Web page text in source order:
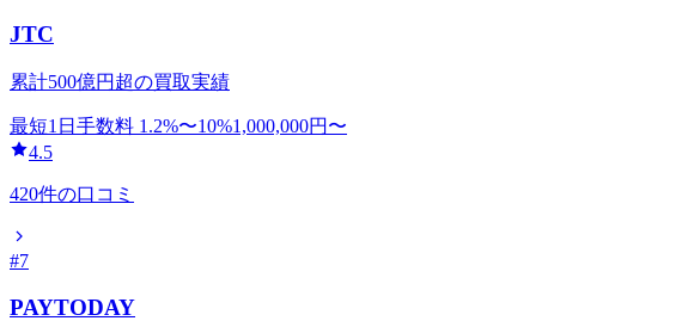
JTC
累計500億円超の買取実績
最短1日 手数料 1.2%〜10%1,000,000円〜
4.5
420件の口コミ
#7
PAYTODAY